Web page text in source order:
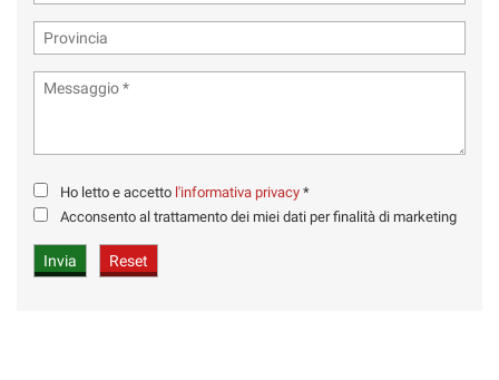
Ho letto e accetto l'informativa privacy *
Acconsento al trattamento dei miei dati per finalità di marketing